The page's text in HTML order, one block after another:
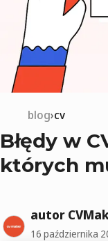
blog cv
Błędy w
których
autor
16 października